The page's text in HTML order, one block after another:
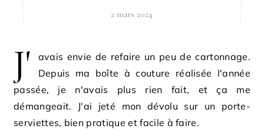
2 mars 2024
J'
avais envie de refaire un peu de cartonnage.
Depuis ma boîte à couture réalisée l'année
passée, je n'avais plus rien fait, et ça me
démangeait. J'ai jeté mon dévolu sur un porte-
serviettes, bien pratique et facile à faire.